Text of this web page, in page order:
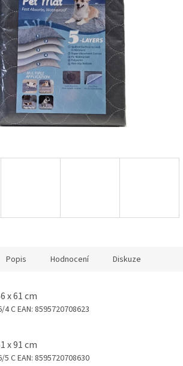
Popis Hodnocení Diskuze
x 61 cm
4 CEAN: 8595720708623
x 91 cm
5 CEAN: 8595720708630